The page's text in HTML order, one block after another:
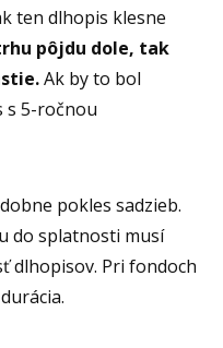
ten dlhopis klesne
pôjdu dole, tak
Ak by to bol
s 5-ročnou
pokles sadzieb.
do splatnosti musí
dlhopisov. Pri fondoch